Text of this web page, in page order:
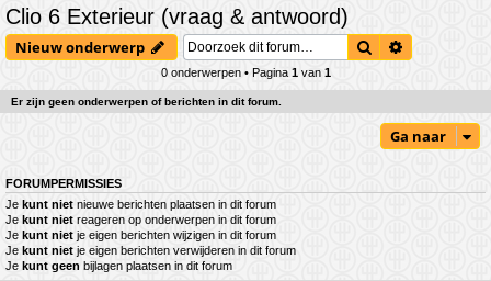
Clio 6 Exterieur (vraag & antwoord)
Nieuw onderwerp Zoek
0 onderwerpen • Pagina 1van 1
Er zijn geen onderwerpen of berichten in dit forum.
Ga naar
FORUMPERMISSIES
Je kunt niet nieuwe berichten plaatsen in dit forum
Je kunt niet reageren op onderwerpen in dit forum
Je kunt niet je eigen berichten wijzigen in dit forum
Je kunt niet je eigen berichten verwijderen in dit forum
Je kunt geen bijlagen plaatsen in dit forum